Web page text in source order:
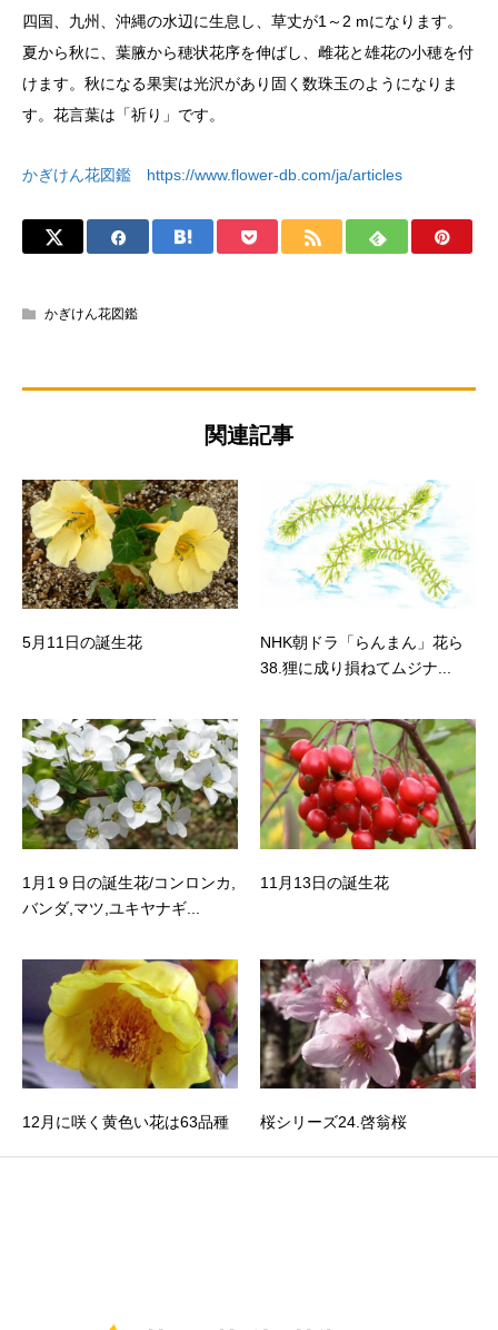
四国、九州、沖縄の水辺に生息し、草丈が1～2 mになります。
夏から秋に、葉腋から穂状花序を伸ばし、雌花と雄花の小穂を付
けます。秋になる果実は光沢があり固く数珠玉のようになりま
す。花言葉は「祈り」です。
かぎけん花図鑑 https://www.flower-db.com/ja/articles
かぎけん花図鑑
関連記事
5月11日の誕生花
NHK朝ドラ「らんまん」花ら
38.狸に成り損ねてムジナ...
1月1９日の誕生花/コンロンカ,
バンダ,マツ,ユキヤナギ...
11月13日の誕生花
12月に咲く黄色い花は63品種 桜シリーズ24.啓翁桜